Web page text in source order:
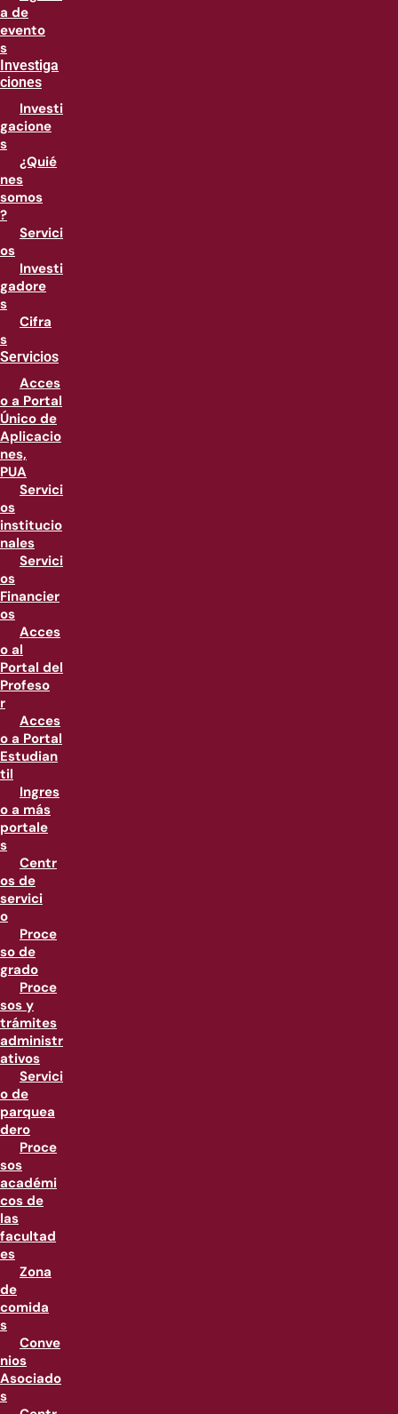
a de
evento
s
Investiga
ciones
Investi
gacione
s
¿Quié
nes
somos
?
Servici
os
Investi
gadore
s
Cifra
s
Servicios
Acces
o a Portal
Único de
Aplicacio
nes,
PUA
Servici
os
institucio
nales
Servici
os
Financier
os
Acces
o al
Portal del
Profeso
r
Acces
o a Portal
Estudian
til
Ingres
o a más
portale
s
Centr
os de
servici
o
Proce
so de
grado
Proce
sos y
trámites
administr
ativos
Servici
o de
parquea
dero
Proce
sos
académi
cos de
las
facultad
es
Zona
de
comida
s
Conve
nios
Asociado
s